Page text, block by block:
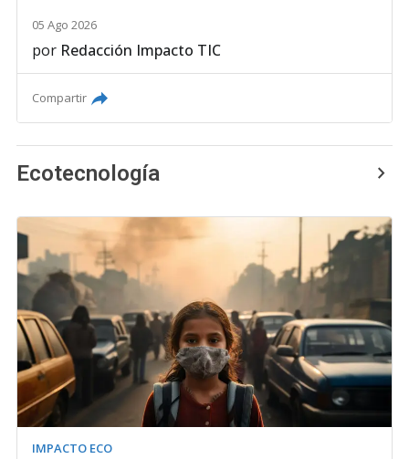
05 Ago 2026
por Redacción Impacto TIC
Compartir
Ecotecnología
IMPACTO ECO